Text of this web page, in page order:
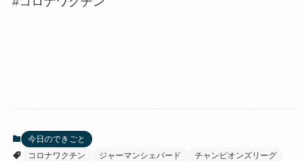
今日のできごと
コロナワクチン
ジャーマンシェパード
チャンピオンズリーグ